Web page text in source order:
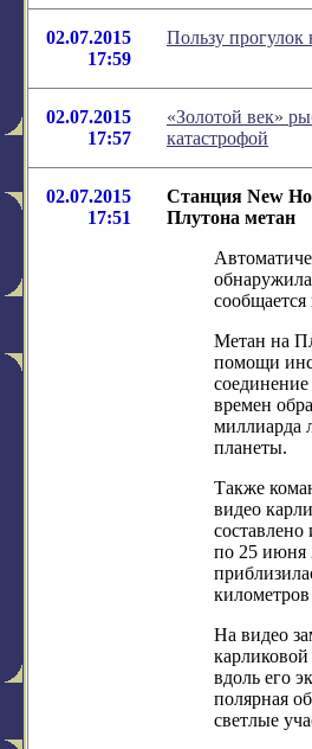
02.07.2015
17:59
Пользу прогулок
02.07.2015
17:57
«Золотой век»
катастрофой
02.07.2015
17:51
Станция New
Плутона метан
сообщается
Метан на
помощи
соединение
времен
миллиарда
планеты.
Также
видео
по 25 июня
На видео
вдоль его
полярная
светлые